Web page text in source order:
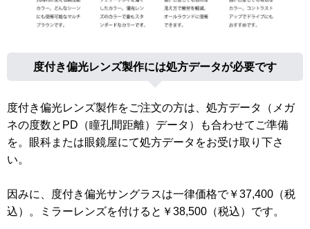
度付き偏光レンズ製作には処方データが必要です
度付き偏光レンズ製作をご注文の方は、処方データ（メガ
ネの度数とPD（瞳孔間距離）データ）も合わせてご準備
を。眼科または眼鏡屋にて処方データをお受け取り下さ
い。
因みに、度付き偏光サングラスは一律価格で￥37,400（税
込）。ミラーレンズを付けると￥38,500（税込）です。